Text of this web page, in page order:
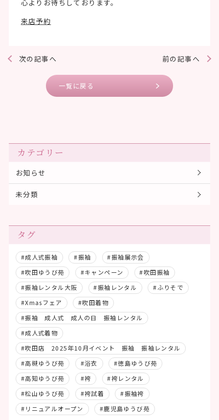
心よりお待ちしております。
来店予約
前の記事へ
次の記事へ
一覧に戻る
カテゴリー
お知らせ
未分類
タグ
#成人式振袖 #振袖
#振袖展示会
#吹田ゆうび苑
#キャンペーン
#吹田振袖
#振袖レンタル大阪
#振袖レンタル
#ふりそで
#Xmasフェア
#吹田着物
#振袖 成人式 成人の日 振袖レンタル
#成人式着物
#吹田店 2025年10月イベント 振袖 振袖レンタル
#高槻ゆうび苑
#浴衣
#徳島ゆうび苑
#高知ゆうび苑
#袴
#袴レンタル
#松山ゆうび苑
#袴試着
#振袖袴
#リニュアルオープン
#鹿児島ゆうび苑